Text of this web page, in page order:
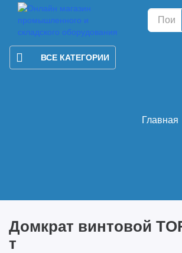
ВСЕ КАТЕГОРИИ
Главная
Домкрат винтовой
т